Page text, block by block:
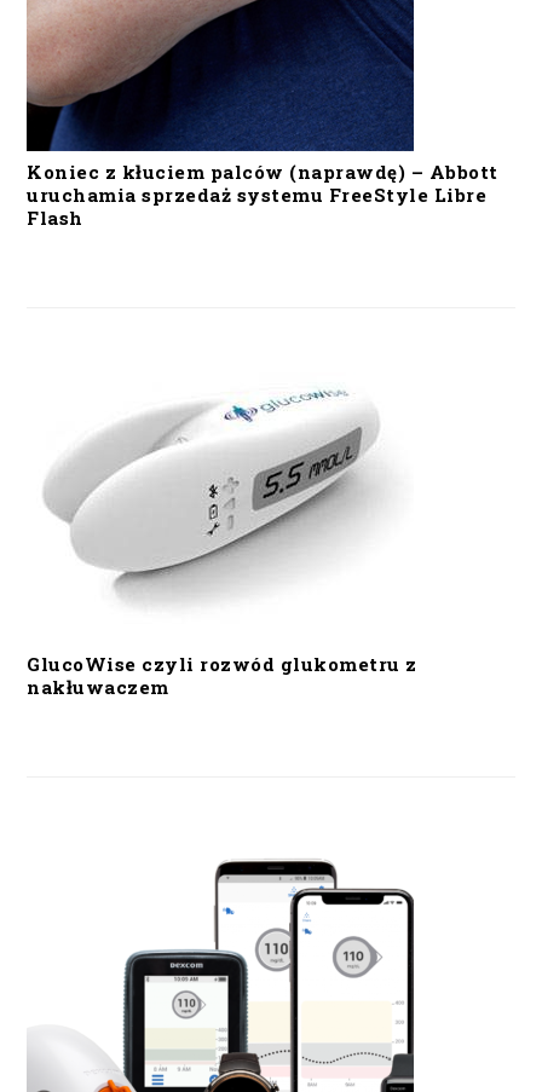
Koniec z kłuciem palców (naprawdę) – Abbott
uruchamia sprzedaż systemu FreeStyle Libre
Flash
GlucoWise czyli rozwód glukometru z
nakłuwaczem